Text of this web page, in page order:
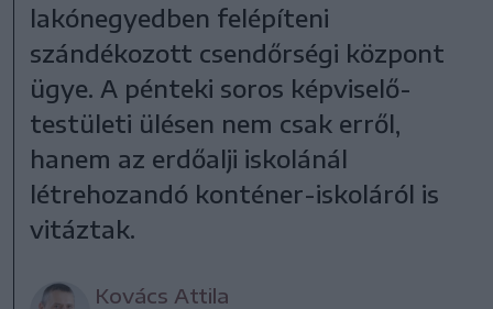
lakónegyedben felépíteni
szándékozott csendőrségi központ
ügye. A pénteki soros képviselő-
testületi ülésen nem csak erről,
hanem az erdőalji iskolánál
létrehozandó konténer-iskoláról is
vitáztak.
Kovács Attila